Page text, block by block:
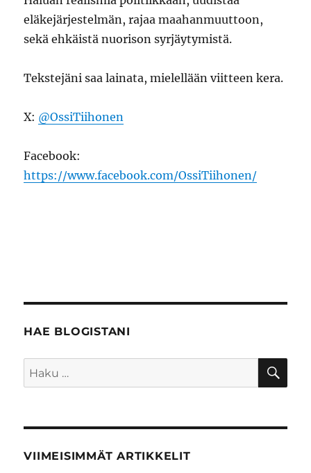
eläkejärjestelmän, rajaa maahanmuuttoon,
sekä ehkäistä nuorison syrjäytymistä.
Tekstejäni saa lainata, mielellään viitteen kera.
X: @OssiTiihonen
Facebook:
https://www.facebook.com/OssiTiihonen/
HAE BLOGISTANI
Etsi:
VIIMEISIMMÄT ARTIKKELIT